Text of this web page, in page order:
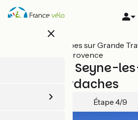
Aller
au
close
Toutes les étapes sur Grande
VTT L'Alpes-Provence
Montclar / Seyne-
Alpes / Verdaches
Étape 4/9